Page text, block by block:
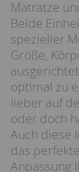
Matratze
Beide
spezieller
Größe,
optimal zu
lieber auf
oder doch
Auch diese
das
Anpassung